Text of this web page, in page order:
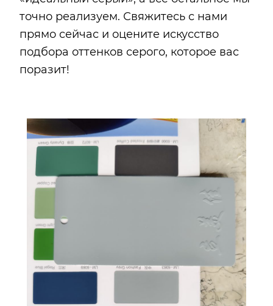
точно реализуем. Свяжитесь с нами
прямо сейчас и оцените искусство
подбора оттенков серого, которое вас
поразит!